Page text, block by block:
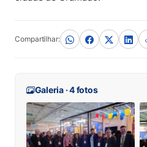
Compartilhar:
Galeria · 4 fotos